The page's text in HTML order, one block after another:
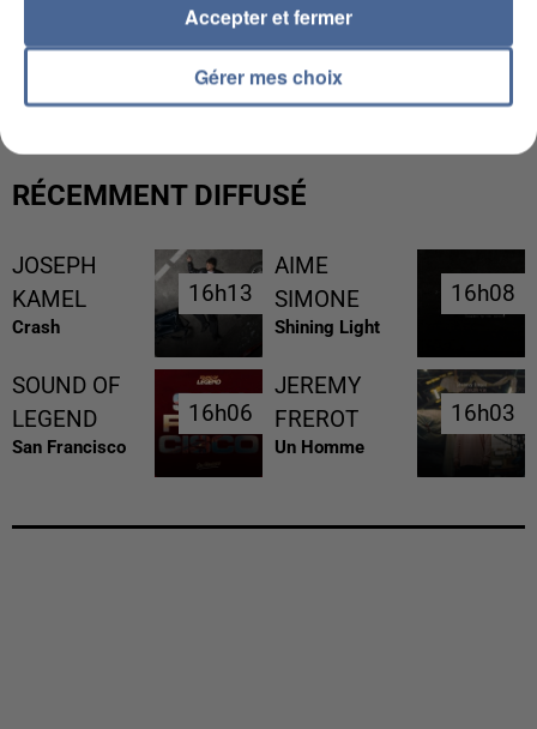
LES DONNÉES DE 300 000 CLIENTS DÉROBÉES À
INTERMARCHÉ APRÈS UNE...
RÉCEMMENT DIFFUSÉ
JOSEPH
KAMEL
Crash
16h13
16h13
AIME
SIMONE
Shining Light
16h08
16h08
SOUND OF
LEGEND
San Francisco
16h06
16h06
JEREMY
FREROT
Un Homme
16h03
16h03
Gérer mes choix
Accepter et fermer